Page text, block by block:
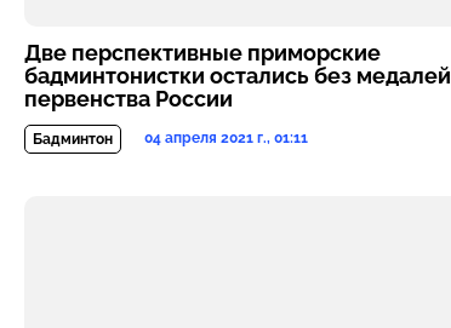
Две перспективные приморские
бадминтонистки остались без медалей
первенства России
Бадминтон 04 апреля 2021 г., 01:11